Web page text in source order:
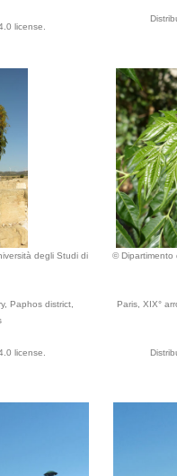
license.
degli Studi di
Paphos district,
license.
© Dipartimento
Paris, XIX°